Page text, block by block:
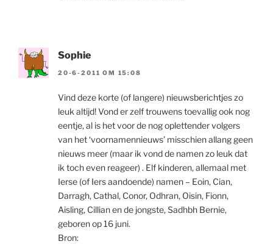
Sophie
20-6-2011 OM 15:08
Vind deze korte (of langere) nieuwsberichtjes zo
leuk altijd! Vond er zelf trouwens toevallig ook nog
eentje, al is het voor de nog oplettender volgers
van het ‘voornamennieuws’ misschien allang geen
nieuws meer (maar ik vond de namen zo leuk dat
ik toch even reageer) . Elf kinderen, allemaal met
Ierse (of Iers aandoende) namen – Eoin, Cian,
Darragh, Cathal, Conor, Odhran, Oisin, Fionn,
Aisling, Cillian en de jongste, Sadhbh Bernie,
geboren op 16 juni.
Bron: